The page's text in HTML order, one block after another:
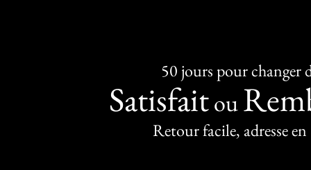
50 jours pour changer
Satisfaitou
Retour facile, adresse en